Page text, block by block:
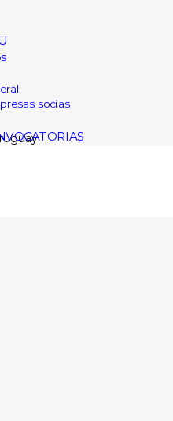
socias